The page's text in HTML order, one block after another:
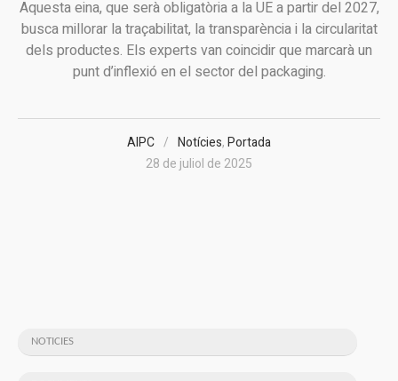
Aquesta eina, que serà obligatòria a la UE a partir del 2027,
busca millorar la traçabilitat, la transparència i la circularitat
dels productes. Els experts van coincidir que marcarà un
punt d’inflexió en el sector del packaging.
AIPC Notícies,Portada
28 de juliol de 2025
NOTICIES